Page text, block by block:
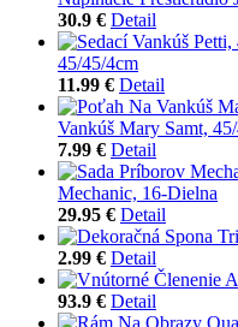
30.9 € Detail
45/45/4cm
11.99 € Detail
Vankúš Mary Samt,
7.99 € Detail
Mechanic, 16-Dielna
29.95 € Detail
2.99 € Detail
93.9 € Detail